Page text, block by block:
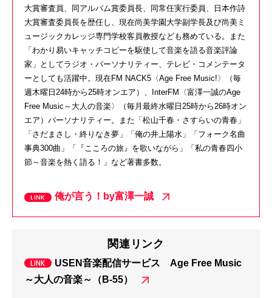
大賞審査員、同アルバム賞委員長、同常任実行委員、日本作詩
大賞審査委員長を歴任し、現在尚美学園大学副学長及び尚美ミ
ュージックカレッジ専門学校客員教授なども務めている。また
「わかり易いキャッチコピーを駆使して音楽を語る音楽評論
家」としてラジオ・パーソナリティー、テレビ・コメンテータ
ーとしても活躍中。現在FM NACK5〈Age Free Music!〉（毎
週木曜日24時から25時オンエア）、InterFM〈富澤一誠のAge
Free Music～大人の音楽〉（毎月最終水曜日25時から26時オン
エア）パーソナリティー。また「松山千春・さすらいの青春」
「さだまさし・終りなき夢」「俺の井上陽水」「フォーク名曲
事典300曲」「『こころの旅』を歌いながら」「私の青春四小
節～音楽を熱く語る！」など著書多数。
俺が言う！by富澤一誠
関連リンク
USEN音楽配信サービス Age Free Music
～大人の音楽～（B-55）